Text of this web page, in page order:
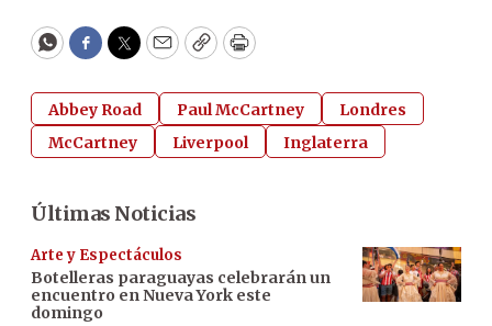
WhatsApp
Facebook
Twitter
EmailCopyPrint
Abbey Road Paul McCartney
Londres
McCartney
Liverpool Inglaterra
Últimas Noticias
Arte y Espectáculos
Botelleras paraguayas celebrarán un
encuentro en Nueva York este
domingo